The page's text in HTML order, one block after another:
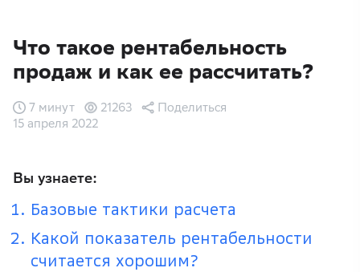
Что такое рентабельность
продаж и как ее рассчитать?
15 апреля 2022
7 минут 21263 Поделиться
Вы узнаете:
Базовые тактики расчета
Какой показатель рентабельности
считается хорошим?